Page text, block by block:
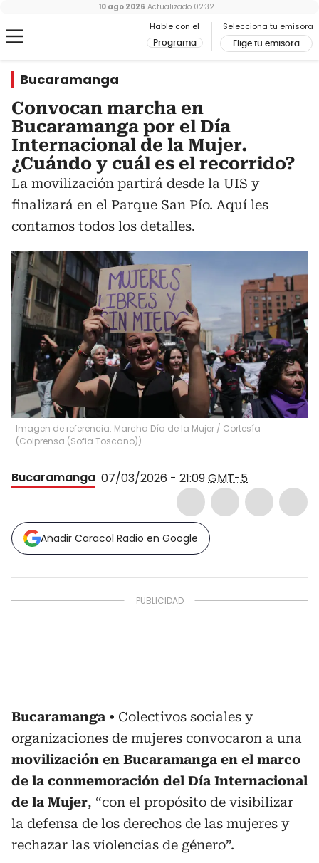
Hable con el
Programa
Selecciona tu emisora
Elige tu emisora
10 ago 2026 Actualizado 02:32
Bucaramanga
Convocan marcha en
Bucaramanga por el Día
Internacional de la Mujer.
¿Cuándo y cuál es el recorrido?
La movilización partirá desde la UIS y
finalizará en el Parque San Pío. Aquí les
contamos todos los detalles.
Imagen de referencia. Marcha Día de la Mujer / Cortesía
(Colprensa (Sofia Toscano))
Bucaramanga 07/03/2026 - 21:09GMT-5
Añadir Caracol Radio en Google
Bucaramanga
Colectivos sociales y
organizaciones de mujeres convocaron a una
movilización en Bucaramanga en el marco
de la conmemoración del Día Internacional
de la Mujer, “con el propósito de visibilizar
la defensa de los derechos de las mujeres y
rechazar las violencias de género”.